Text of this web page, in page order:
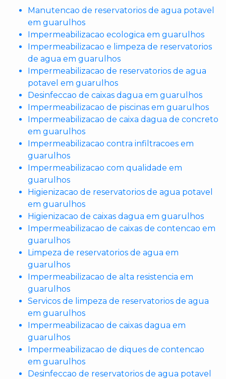
Manutencao de reservatorios de agua potavel
em guarulhos
Impermeabilizacao ecologica em guarulhos
Impermeabilizacao e limpeza de reservatorios
de agua em guarulhos
Impermeabilizacao de reservatorios de agua
potavel em guarulhos
Desinfeccao de caixas dagua em guarulhos
Impermeabilizacao de piscinas em guarulhos
Impermeabilizacao de caixa dagua de concreto
em guarulhos
Impermeabilizacao contra infiltracoes em
guarulhos
Impermeabilizacao com qualidade em
guarulhos
Higienizacao de reservatorios de agua potavel
em guarulhos
Higienizacao de caixas dagua em guarulhos
Impermeabilizacao de caixas de contencao em
guarulhos
Limpeza de reservatorios de agua em
guarulhos
Impermeabilizacao de alta resistencia em
guarulhos
Servicos de limpeza de reservatorios de agua
em guarulhos
Impermeabilizacao de caixas dagua em
guarulhos
Impermeabilizacao de diques de contencao
em guarulhos
Desinfeccao de reservatorios de agua potavel